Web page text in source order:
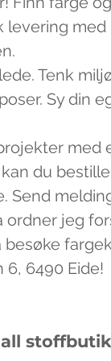
levering
Tenk
Sy din
med
du
Send
jeg
besøke
6490 Eide!